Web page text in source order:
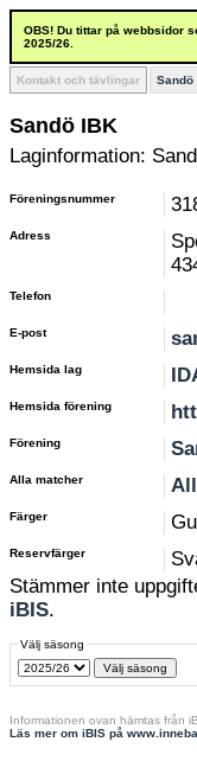
OBS! Du tittar på webbsidor
2025/26.
Kontakt och tävlingar Sandö
Sandö IBK
Laginformation:
Föreningsnummer
Adress
Telefon
E-post
Hemsida lag
Hemsida förening
Förening
Alla matcher
Färger
Reservfärger
Stämmer inte
iBIS.
Välj säsong
Informationen ovan hämtas från
Läs mer om iBIS på